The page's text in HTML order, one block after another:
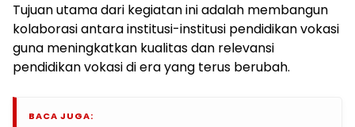
Tujuan utama dari kegiatan ini adalah membangun
kolaborasi antara institusi-institusi pendidikan vokasi
guna meningkatkan kualitas dan relevansi
pendidikan vokasi di era yang terus berubah.
BACA JUGA: